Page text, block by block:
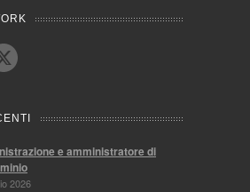
e amministratore di
2026